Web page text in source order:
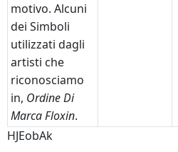
motivo. Alcuni
dei Simboli
utilizzati dagli
artisti che
riconosciamo
in, Ordine Di
Marca Floxin.
HJEobAk